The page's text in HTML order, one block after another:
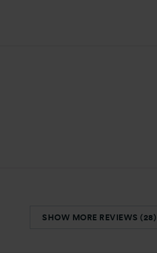
SHOW MORE REVIEWS (28)